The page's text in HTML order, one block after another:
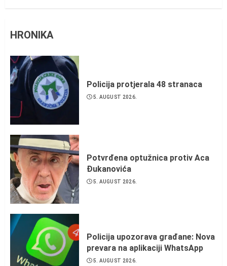
HRONIKA
Policija protjerala 48 stranaca
5. AUGUST 2026.
Potvrđena optužnica protiv Aca
Đukanovića
5. AUGUST 2026.
Policija upozorava građane: Nova
prevara na aplikaciji WhatsApp
5. AUGUST 2026.